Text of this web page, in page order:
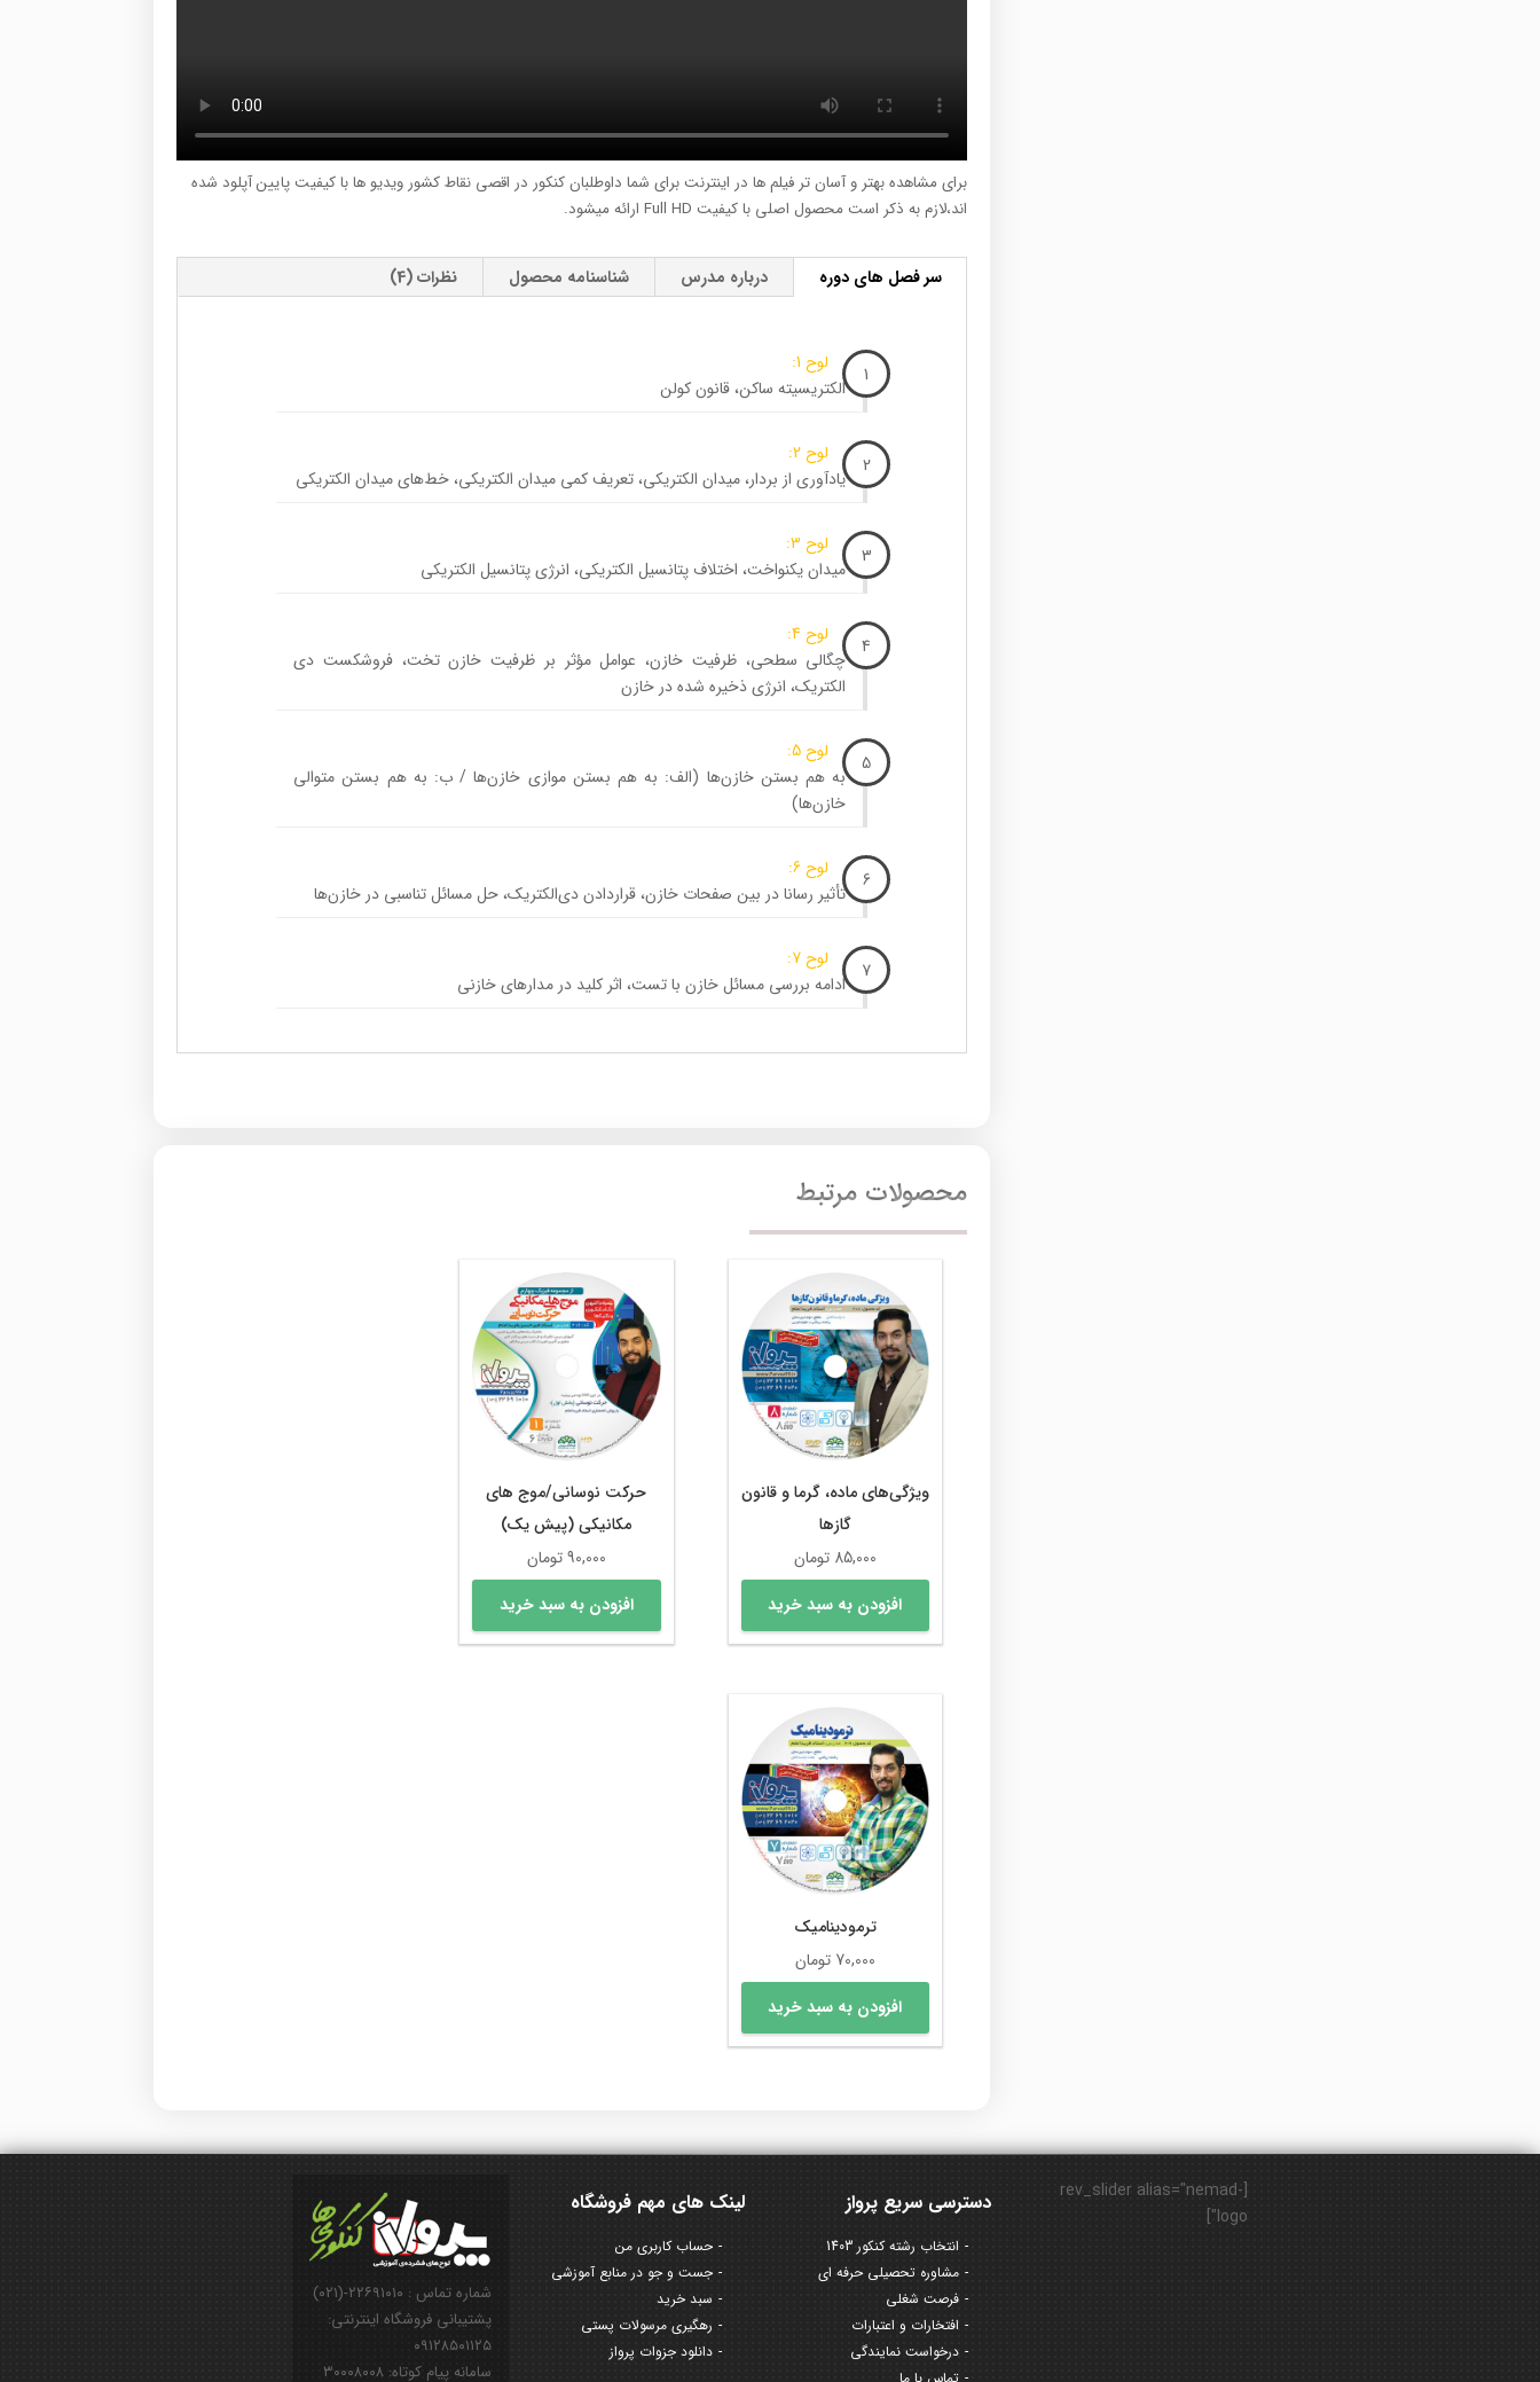
برای مشاهده بهتر و آسان تر فیلم ها در اینترنت برای شما داوطلبان کنکور در اقصی نقاط کشور ویدیو ها با کیفیت پایین آپلود شده
اند،لازم به ذکر است محصول اصلی با کیفیت Full HD ارائه میشود.
سر فصل های دوره درباره مدرس شناسنامه محصول نظرات (4)
1
لوح 1:
الکتریسیته ساکن، قانون کولن
2
لوح 2:
یادآوری از بردار، میدان الکتریکی، تعریف کمی میدان الکتریکی، خط‌های میدان الکتریکی
3
لوح 3:
میدان یکنواخت، اختلاف پتانسیل الکتریکی، انرژی پتانسیل الکتریکی
4
لوح 4:
چگالی سطحی، ظرفیت خازن، عوامل مؤثر بر ظرفیت خازن تخت، فروشکست دی
الکتریک، انرژی ذخیره شده در خازن
5
لوح 5:
به هم بستن خازن‌ها (الف: به هم بستن موازی خازن‌ها / ب: به هم بستن متوالی
خازن‌ها)
6
لوح 6:
تأثیر رسانا در بین صفحات خازن، قراردادن دی‌الکتریک، حل مسائل تناسبی در خازن‌ها
7
لوح 7:
ادامه بررسی مسائل خازن با تست، اثر کلید در مدارهای خازنی
محصولات مرتبط
ویژگی‌های ماده، گرما و قانون
گازها
85,000 تومان
افزودن به سبد خرید
حرکت نوسانی/موج های
مکانیکی (پیش یک)
90,000تومان
افزودن به سبد خرید
ترمودینامیک
70,000 تومان
افزودن به سبد خرید
شماره تماس : ۲۲۶۹۱۰۱۰-(۰۲۱)
پشتیبانی فروشگاه اینترنتی:
۰۹۱۲۸۵۰۱۱۲۵
سامانه پیام کوتاه: ۳۰۰۰۸۰۰۸
لینک های مهم فروشگاه
حساب کاربری من
جست و جو در منابع آموزشی
سبد خرید
رهگیری مرسولات پستی
دانلود جزوات پرواز
دسترسی سریع پرواز
انتخاب رشته کنکور 1403
مشاوره تحصیلی حرفه ای
فرصت شغلی
افتخارات و اعتبارات
درخواست نمایندگی
تماس با ما
[rev_slider alias="nemad-
logo"]